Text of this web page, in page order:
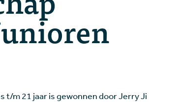
t/m 21 jaar is gewonnen door Jerry Ji